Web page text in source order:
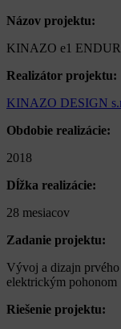
Názov projektu:
KINAZO e1
Realizátor projektu:
KINAZO DESIGN
Obdobie realizácie:
2018
Dĺžka realizácie:
28 mesiacov
Zadanie projektu:
Vývoj a dizajn
elektrickým pohonom
Riešenie projektu: